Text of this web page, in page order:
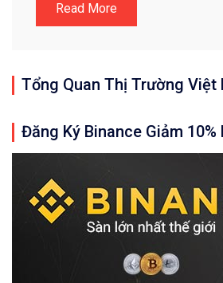
Read More
Tổng Quan Thị Trường Việt
Đăng Ký Binance Giảm 10%